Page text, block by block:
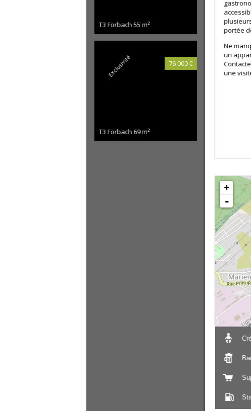
T3 Forbach 55 m²
Exclusivité 76 000 €
T3 Forbach 69 m²
portée
Ne
un
une
+
-